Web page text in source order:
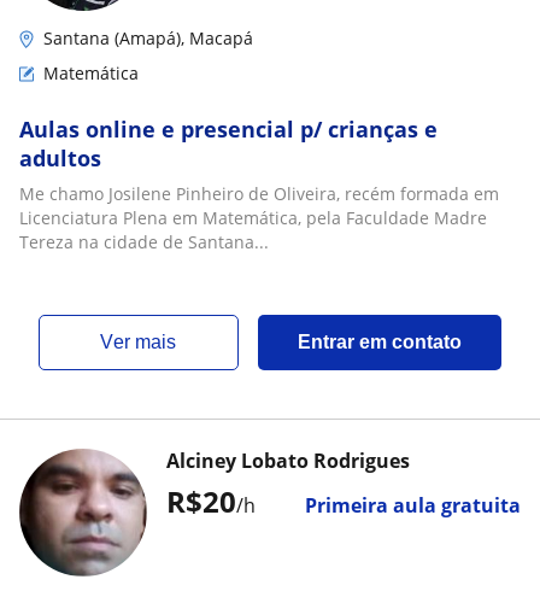
Santana (Amapá), Macapá
Matemática
Aulas online e presencial p/ crianças e
adultos
Me chamo Josilene Pinheiro de Oliveira, recém formada em
Licenciatura Plena em Matemática, pela Faculdade Madre
Tereza na cidade de Santana...
ver mais Entrar em contato
R$20/h Primeira aula gratuita
Alciney Lobato Rodrigues